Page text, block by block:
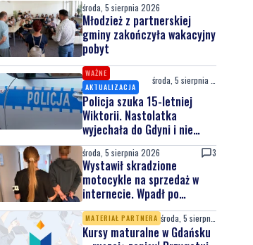
środa, 5 sierpnia 2026
Młodzież z partnerskiej
gminy zakończyła wakacyjny
pobyt
WAŻNE
AKTUALIZACJA
Policja szuka 15-letniej
Wiktorii. Nastolatka
wyjechała do Gdyni i nie
wróciła
środa, 5 sierpnia 2026 3
Wystawił skradzione
motocykle na sprzedaż w
internecie. Wpadł po
zgłoszeniu właściciela
MATERIAŁ PARTNERA
Kursy maturalne w Gdańsku